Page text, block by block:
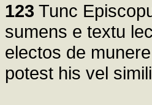
123 Tunc
sumens e textu
electos de
potest his vel